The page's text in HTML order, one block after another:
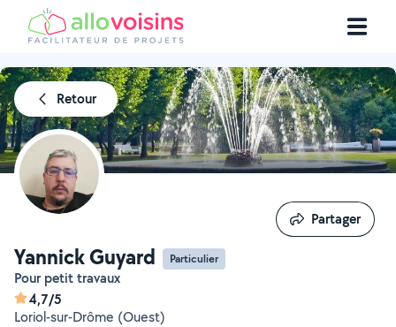
Retour
Yannick Guyard Particulier
Pour petit travaux
4,7/5
Loriol-sur-Drôme (Ouest)
Partager
Partager